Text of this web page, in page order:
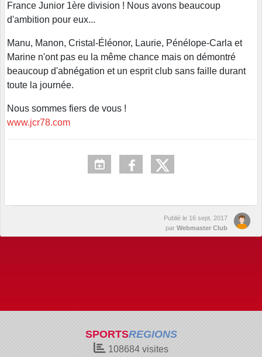
France Junior 1ère division ! Nous avons beaucoup
d'ambition pour eux...
Manu, Manon, Cristal-Éléonor, Laurie, Pénélope-Carla et
Marine n'ont pas eu la même chance mais on démontré
beaucoup d'abnégation et un esprit club sans faille durant
toute la journée.
Nous sommes fiers de vous !
www.jcr78.com
Publié le 16 sept. 2017
par Webmaster Club
SPORTSREGIONS
108684 visites